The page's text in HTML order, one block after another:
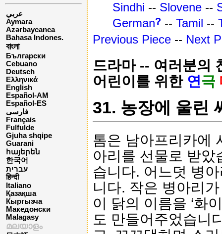
عربي
Aymara
Azərbaycanca
Bahasa Indones.
বাংলা
Български
Cebuano
Deutsch
Ελληνικά
English
Español-AM
Español-ES
فارسی
Français
Fulfulde
Gjuha shqipe
Guarani
հայերեն
한국어
עברית
हिन्दी
Italiano
Қазақша
Кыргызча
Македонски
Malagasy
മലയാളം
Sindhi -- Slovene --
German? -- Tamil --
Previous Piece -- Next
드라마 -- 여러분의
어린이를 위한 연극
31. 농장에 울린
톰은 남아프리카에
아리를 선물로 받았
습니다. 어느덧 병
니다. 작은 병아리
이 닭의 이름을 ‘화
도 만들어주었습니